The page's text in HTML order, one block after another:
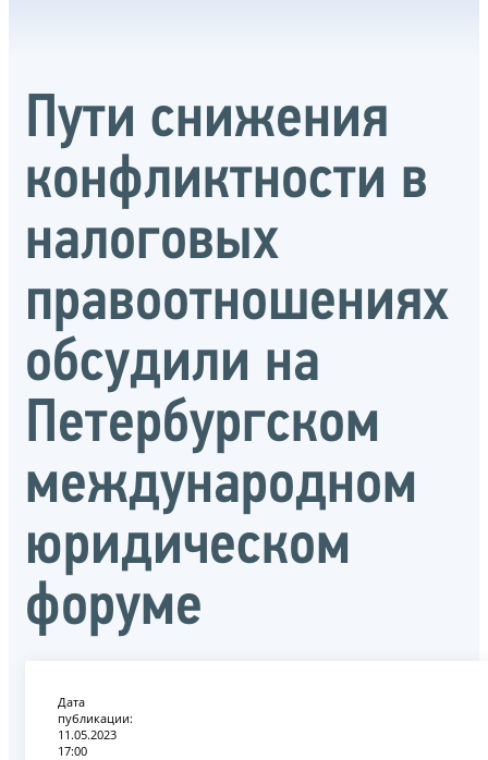
Пути снижения
конфликтности в
налоговых
правоотношениях
обсудили на
Петербургском
международном
юридическом
форуме
Дата
публикации:
11.05.2023
17:00